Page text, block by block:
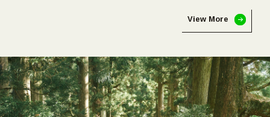
View More